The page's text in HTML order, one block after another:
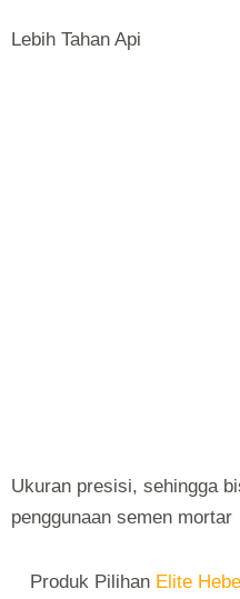
Lebih Tahan Api
Ukuran presisi, sehingga
penggunaan semen mortar
Produk Pilihan Elite Hebel